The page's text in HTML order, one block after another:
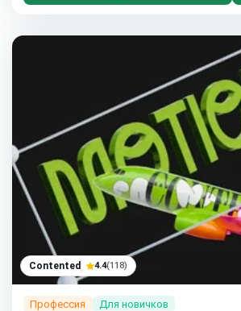
Contented 4.4(118)
Профессия Для новичков